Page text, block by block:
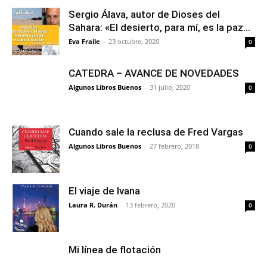
Sergio Álava, autor de Dioses del
Sahara: «El desierto, para mí, es la paz...
Eva Fraile - 23 octubre, 2020 0
CATEDRA – AVANCE DE NOVEDADES
Algunos Libros Buenos - 31 julio, 2020 0
Cuando sale la reclusa de Fred Vargas
Algunos Libros Buenos - 27 febrero, 2018 0
El viaje de Ivana
Laura R. Durán - 13 febrero, 2020 0
Mi línea de ﬂotación